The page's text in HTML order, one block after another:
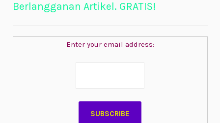
Berlangganan Artikel. GRATIS!
Enter your email address: